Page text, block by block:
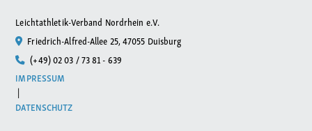
Leichtathletik-Verband Nordrhein e.V.
Friedrich-Alfred-Allee 25, 47055 Duisburg
(+49) 02 03 / 73 81 - 639
IMPRESSUM
|
DATENSCHUTZ